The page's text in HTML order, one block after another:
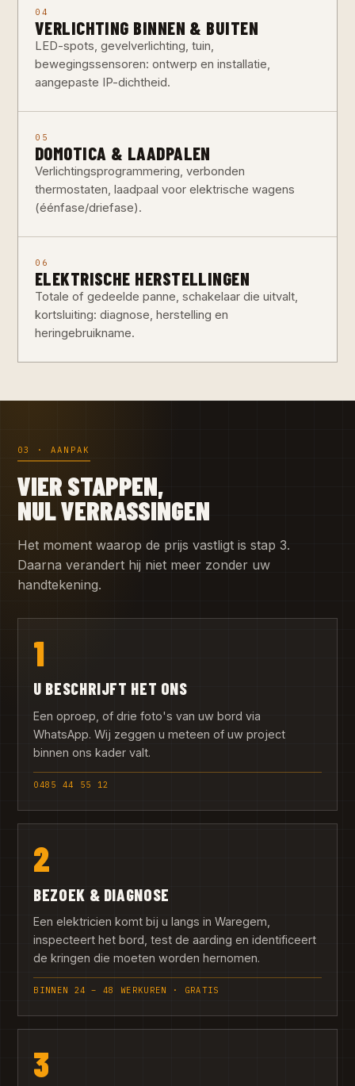
04
VERLICHTING BINNEN & BUITEN
LED-spots, gevelverlichting, tuin,
bewegingssensoren: ontwerp en installatie,
aangepaste IP-dichtheid.
05
DOMOTICA & LAADPALEN
Verlichtingsprogrammering, verbonden
thermostaten, laadpaal voor elektrische wagens
(éénfase/driefase).
06
ELEKTRISCHE HERSTELLINGEN
Totale of gedeelde panne, schakelaar die uitvalt,
kortsluiting: diagnose, herstelling en
heringebruikname.
03 · AANPAK
VIER STAPPEN,
NUL VERRASSINGEN
Het moment waarop de prijs vastligt is stap 3.
Daarna verandert hij niet meer zonder uw
handtekening.
1
U BESCHRIJFT HET ONS
Een oproep, of drie foto's van uw bord via
WhatsApp. Wij zeggen u meteen of uw project
binnen ons kader valt.
0485 44 55 12
2
BEZOEK & DIAGNOSE
Een elektricien komt bij u langs in Waregem,
inspecteert het bord, test de aarding en identificeert
de kringen die moeten worden hernomen.
BINNEN 24 – 48 WERKUREN · GRATIS
3